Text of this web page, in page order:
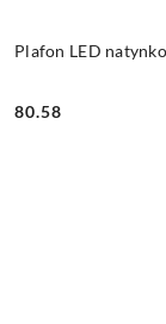
Plafon LED
Cena:
80.58